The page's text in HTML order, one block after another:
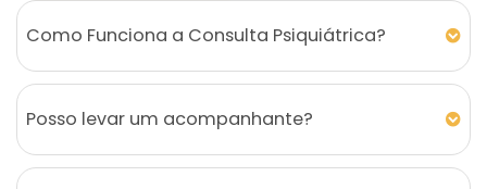
Como Funciona a Consulta Psiquiátrica?
Posso levar um acompanhante?